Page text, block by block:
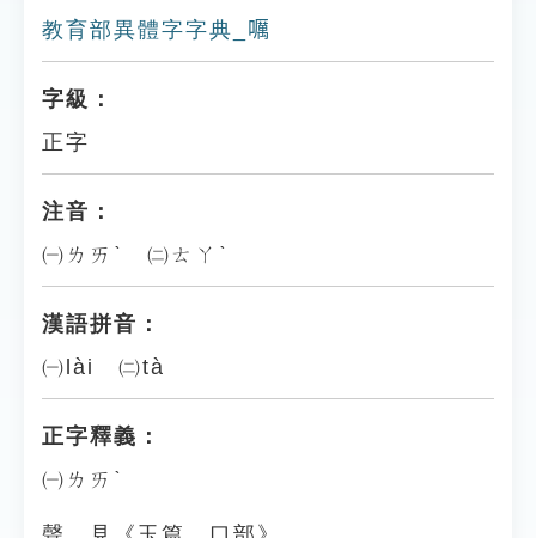
教育部異體字字典_𡂖
字級：
正字
注音：
㈠ㄌㄞˋ ㈡ㄊㄚˋ
漢語拼音：
㈠lài ㈡tà
正字釋義：
㈠ㄌㄞˋ